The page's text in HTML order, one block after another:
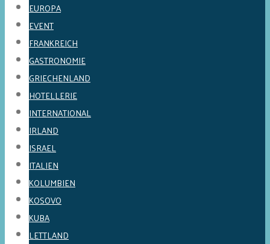
EUROPA
EVENT
FRANKREICH
GASTRONOMIE
GRIECHENLAND
HOTELLERIE
INTERNATIONAL
IRLAND
ISRAEL
ITALIEN
KOLUMBIEN
KOSOVO
KUBA
LETTLAND